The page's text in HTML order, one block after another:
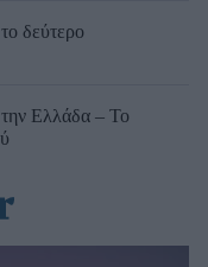
δεύτερο
Ελλάδα – Το